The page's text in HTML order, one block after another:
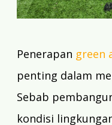
Penerapan green
penting dalam
Sebab
kondisi